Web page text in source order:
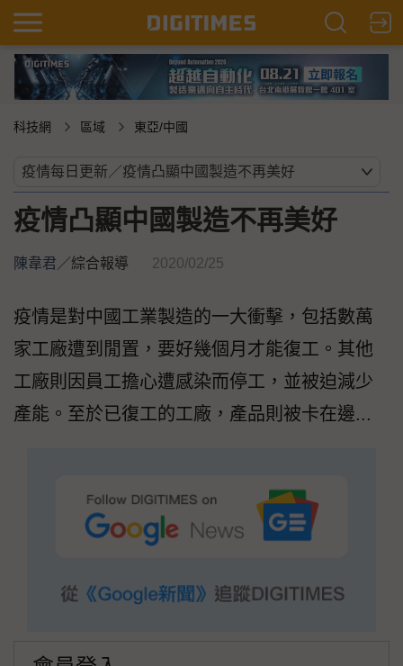
科技網 區域 東亞/中國
疫情凸顯中國製造不再美好
陳韋君／綜合報導 2020/02/25
疫情是對中國工業製造的一大衝擊，包括數萬
家工廠遭到閒置，要好幾個月才能復工。其他
工廠則因員工擔心遭感染而停工，並被迫減少
產能。至於已復工的工廠，產品則被卡在邊...